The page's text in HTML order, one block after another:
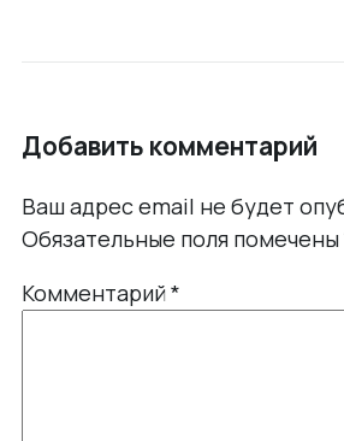
Добавить комментарий
Ваш адрес email не будет
Обязательные поля помечены
Комментарий*